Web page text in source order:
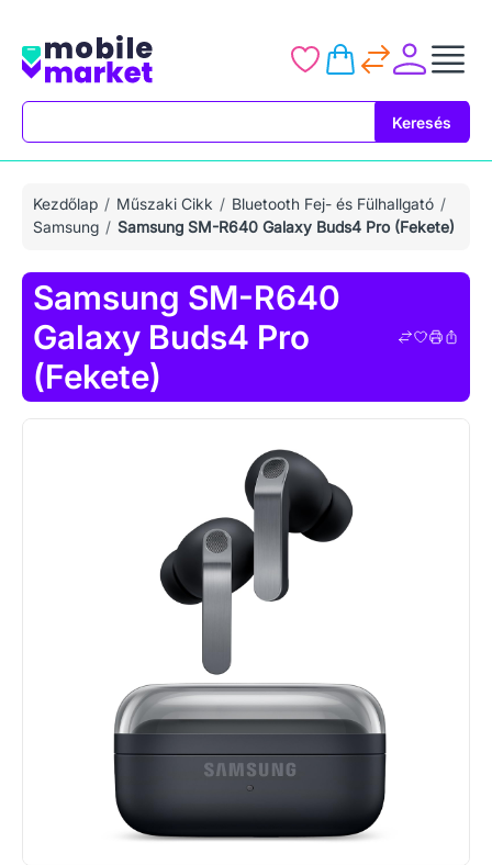
Keresés
Kezdőlap Műszaki Cikk
Bluetooth Fej- és Fülhallgató
Samsung
Samsung SM-R640 Galaxy Buds4 Pro (Fekete)
Samsung SM-R640
Galaxy Buds4 Pro
(Fekete)